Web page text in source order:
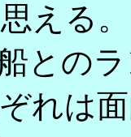
える
との
れは